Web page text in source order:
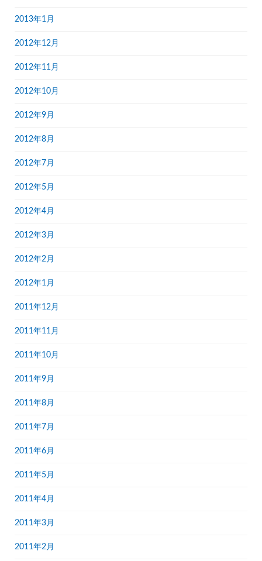
2013年1月
2012年12月
2012年11月
2012年10月
2012年9月
2012年8月
2012年7月
2012年5月
2012年4月
2012年3月
2012年2月
2012年1月
2011年12月
2011年11月
2011年10月
2011年9月
2011年8月
2011年7月
2011年6月
2011年5月
2011年4月
2011年3月
2011年2月